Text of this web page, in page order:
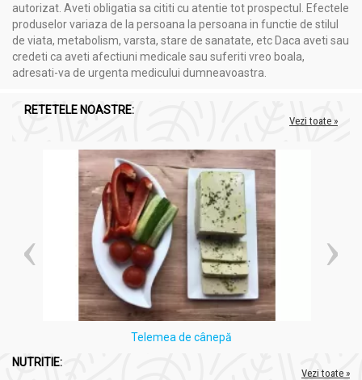
Precauții, contraindicații și sfaturi:
Ceai slabit cu lamaie 20dz - NATURAVIT
A nu se administra copiilor sub 14 ani
Utilizarea prelungită fără pauză nu este recomandată
Persoanele cu afecțiuni intestinale inflamatorii trebuie
să consulte medicul
A nu se depăși doza recomandată
Mod preparare și administrare:
Ceai slabit cu lamaie 20dz - NATURAVIT
Peste un pliculeț de ceai se toarnă 250ml apă clocotită și
autorizat. Aveti obligatia sa cititi cu atentie tot prospectul. Efectele
produselor variaza de la persoana la persoana in functie de stilul
de viata, metabolism, varsta, stare de sanatate, etc Daca aveti sau
credeti ca aveti afectiuni medicale sau suferiti vreo boala,
adresati-va de urgenta medicului dumneavoastra.
RETETELE NOASTRE:
Vezi toate »
Telemea de cânepă
NUTRITIE:
Vezi toate »